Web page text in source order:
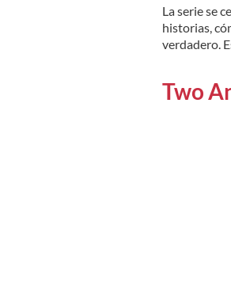
La serie se
historias,
verdadero.
Two